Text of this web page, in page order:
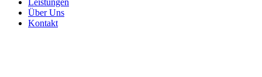
Leistungen
Über Uns
Kontakt